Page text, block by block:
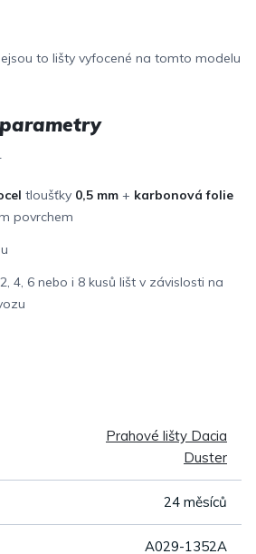
to lišty vyfocené na tomto modelu
tloušťky 0,5 mm + karbonová folie
povrchem
4, 6 nebo i 8 kusů lišt v závislosti na
Prahové lišty Dacia
Duster
24 měsíců
A029-1352A